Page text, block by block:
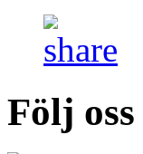
Följ